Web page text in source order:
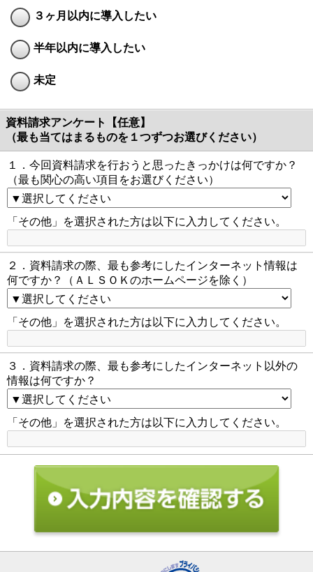
３ヶ月以内に導入したい
半年以内に導入したい
未定
資料請求アンケート【任意】
（最も当てはまるものを１つずつお選びください）
１．今回資料請求を行おうと思ったきっかけは何ですか？
（最も関心の高い項目をお選びください）
「その他」を選択された方は以下に入力してください。
２．資料請求の際、最も参考にしたインターネット情報は
何ですか？（ＡＬＳＯＫのホームページを除く）
「その他」を選択された方は以下に入力してください。
３．資料請求の際、最も参考にしたインターネット以外の
情報は何ですか？
「その他」を選択された方は以下に入力してください。